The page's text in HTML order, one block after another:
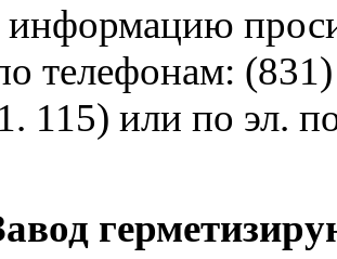
телефонам:
115) или по эл.